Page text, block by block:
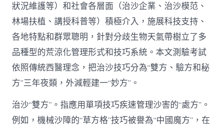
狀況維護等）和社會各層面（治沙企業、治沙模范、
林場扶植、講授科普等）積極介入，施展科技支持、
各地特點和群眾聰明，針對分歧生物天氣帶樹立了多
品種型的荒涼化管理形式和技巧系統。本文測驗考試
依照傳統西醫理念，把治沙技巧分為“雙方、驗方和秘
方”三年夜類，外減輕建一“妙方”。
治沙“雙方”。指應用單項技巧疾速管理沙害的“處方”。
例如，機械沙障的“草方格”技巧被譽為“中國魔方”，在